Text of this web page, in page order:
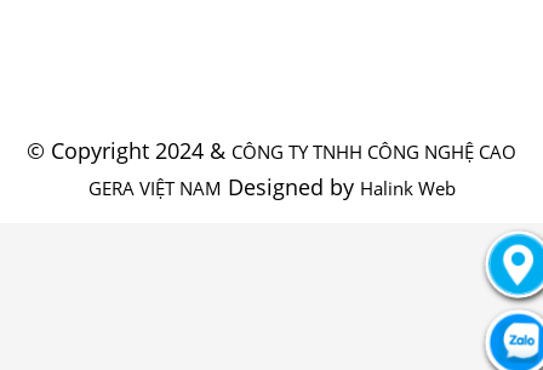
© Copyright 2024 & CÔNG TY TNHH CÔNG NGHỆ CAO
GERA VIỆT NAM Designed by Halink Web